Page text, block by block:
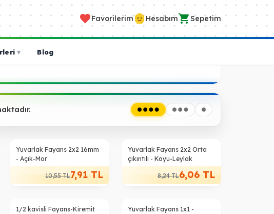
Favorilerim Hesabım Sepetim
▾ Blog
%25
Yuvarlak Fayans 2x2 16mm
- Açık-Mor
10,55TL7,91 TL
%26
Yuvarlak Fayans 2x2 Orta
çıkıntılı - Koyu-Leylak
8,24TL6,06TL
1/2 kavisli Fayans-Kiremit
%43
Yuvarlak Fayans 1x1 -